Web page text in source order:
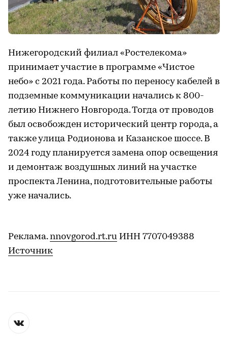
Нижегородский филиал «Ростелекома»
принимает участие в программе «Чистое
небо» с 2021 года. Работы по переносу кабелей в
подземные коммуникации начались к 800-
летию Нижнего Новгорода. Тогда от проводов
был освобожден исторический центр города, а
также улица Родионова и Казанское шоссе. В
2024 году планируется замена опор освещения
и демонтаж воздушных линий на участке
проспекта Ленина, подготовительные работы
уже начались.
Реклама.nnovgorod.rt.ru ИНН 7707049388
Источник